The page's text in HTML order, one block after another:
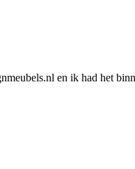
en ik had het